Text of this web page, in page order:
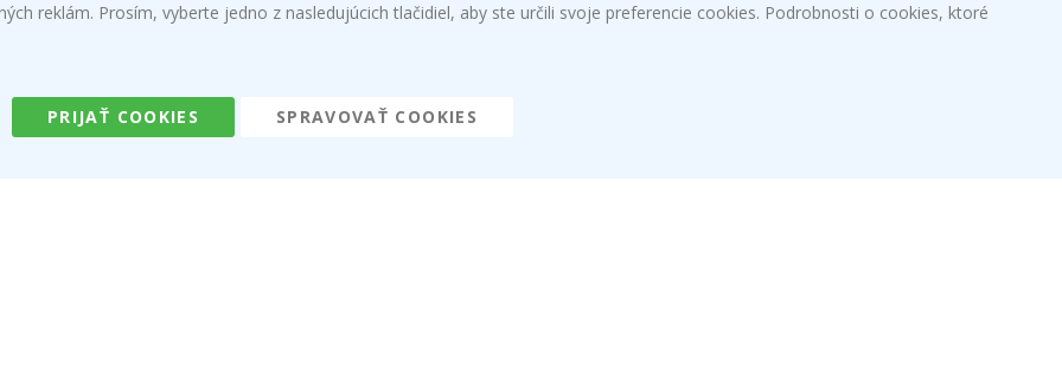
Obchodné podmienky
Reviews
Nálepky
reklám. Prosím, vyberte jedno z nasledujúcich tlačidiel, aby ste určili svoje preferencie cookies. Podrobnosti o cookies, ktoré
PRIJAŤ COOKIES SPRAVOVAŤ COOKIES